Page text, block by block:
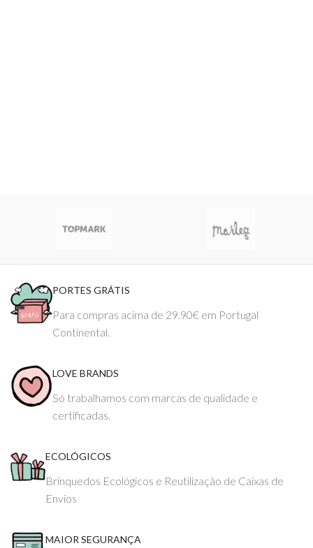
PORTES GRÁTIS
Para compras acima de 29.90€ em Portugal
Continental.
LOVE BRANDS
Só trabalhamos com marcas de qualidade e
certificadas.
ECOLÓGICOS
Brinquedos Ecológicos e Reutilização de Caixas de
Envios
MAIOR SEGURANÇA